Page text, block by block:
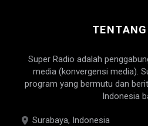
Super Radio adalah
media (konvergensi media).
program yang bermutu dan
Indonesia
Surabaya, Indonesia